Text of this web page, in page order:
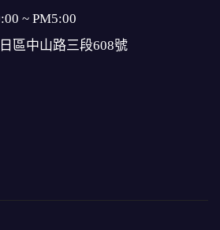
~ PM5:00
區中山路三段608號